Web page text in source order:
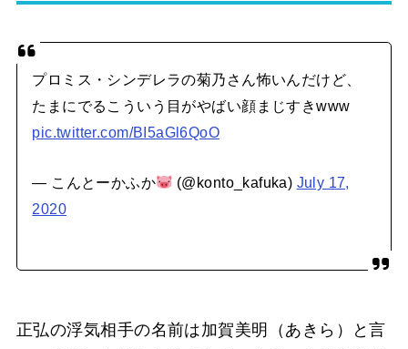
プロミス・シンデレラの菊乃さん怖いんだけど、
たまにでるこういう目がやばい顔まじすきwww
pic.twitter.com/BI5aGl6QoO
— こんとーかふか (@konto_kafuka) July 17,
2020
正弘の浮気相手の名前は加賀美明（あきら）と言